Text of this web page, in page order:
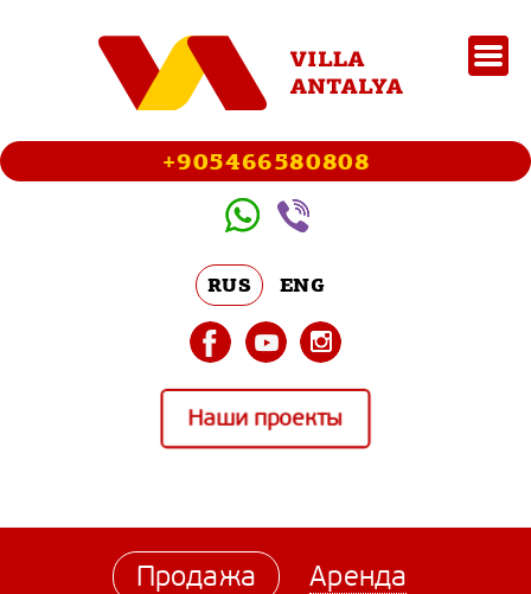
+905466580808
Наши проекты
RUS ENG
Продажа Аренда